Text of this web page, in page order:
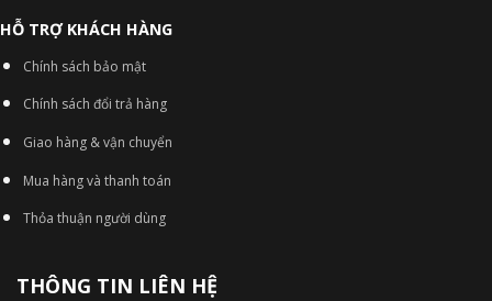
HỖ TRỢ KHÁCH HÀNG
Chính sách bảo mật
Chính sách đổi trả hàng
Giao hàng & vận chuyển
Mua hàng và thanh toán
Thỏa thuận người dùng
THÔNG TIN LIÊN HỆ